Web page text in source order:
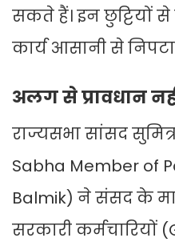
सकते हैं। इन छुट्टियों
कार्य आसानी से
अलग से प्रावधान
राज्यसभा सांसद
Sabha Member of
Balmik) ने संसद के
सरकारी कर्मचारियों